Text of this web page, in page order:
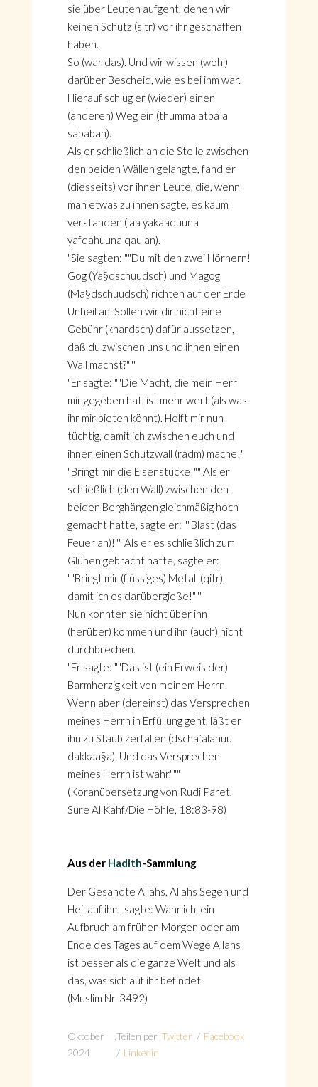
sie über Leuten aufgeht, denen wir
keinen Schutz (sitr) vor ihr geschaffen
haben.
So (war das). Und wir wissen (wohl)
darüber Bescheid, wie es bei ihm war.
Hierauf schlug er (wieder) einen
(anderen) Weg ein (thumma atba`a
sababan).
Als er schließlich an die Stelle zwischen
den beiden Wällen gelangte, fand er
(diesseits) vor ihnen Leute, die, wenn
man etwas zu ihnen sagte, es kaum
verstanden (laa yakaaduuna
yafqahuuna qaulan).
"Sie sagten: ""Du mit den zwei Hörnern!
Gog (Ya§dschuudsch) und Magog
(Ma§dschuudsch) richten auf der Erde
Unheil an. Sollen wir dir nicht eine
Gebühr (khardsch) dafür aussetzen,
daß du zwischen uns und ihnen einen
Wall machst?"""
"Er sagte: ""Die Macht, die mein Herr
mir gegeben hat, ist mehr wert (als was
ihr mir bieten könnt). Helft mir nun
tüchtig, damit ich zwischen euch und
ihnen einen Schutzwall (radm) mache!"
"Bringt mir die Eisenstücke!"" Als er
schließlich (den Wall) zwischen den
beiden Berghängen gleichmäßig hoch
gemacht hatte, sagte er: ""Blast (das
Feuer an)!"" Als er es schließlich zum
Glühen gebracht hatte, sagte er:
""Bringt mir (flüssiges) Metall (qitr),
damit ich es darübergieße!"""
Nun konnten sie nicht über ihn
(herüber) kommen und ihn (auch) nicht
durchbrechen.
"Er sagte: ""Das ist (ein Erweis der)
Barmherzigkeit von meinem Herrn.
Wenn aber (dereinst) das Versprechen
meines Herrn in Erfüllung geht, läßt er
ihn zu Staub zerfallen (dscha`alahuu
dakkaa§a). Und das Versprechen
meines Herrn ist wahr."""
(Koranübersetzung von Rudi Paret,
Sure Al Kahf/Die Höhle, 18:83-98)
Aus der Hadith-Sammlung
Der Gesandte Allahs, Allahs Segen und
Heil auf ihm, sagte: Wahrlich, ein
Aufbruch am frühen Morgen oder am
Ende des Tages auf dem Wege Allahs
ist besser als die ganze Welt und als
das, was sich auf ihr befindet.
(Muslim Nr. 3492)
Oktober
2024
Teilen per Twitter / Facebook
/ Linkedin